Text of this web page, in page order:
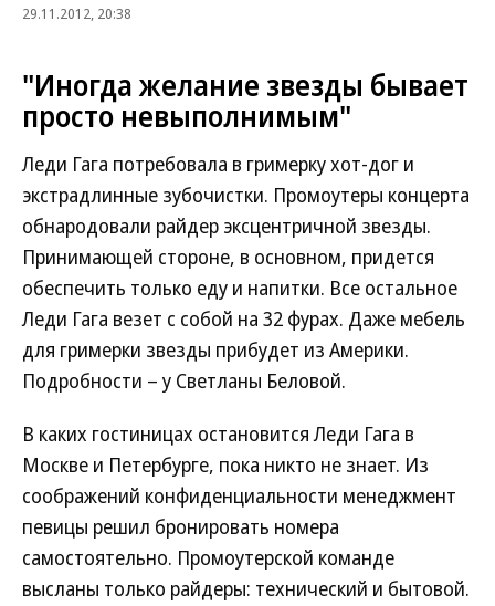
29.11.2012, 20:38
"Иногда желание звезды бывает
просто невыполнимым"
Леди Гага потребовала в гримерку хот-дог и
экстрадлинные зубочистки. Промоутеры концерта
обнародовали райдер эксцентричной звезды.
Принимающей стороне, в основном, придется
обеспечить только еду и напитки. Все остальное
Леди Гага везет с собой на 32 фурах. Даже мебель
для гримерки звезды прибудет из Америки.
Подробности – у Светланы Беловой.
В каких гостиницах остановится Леди Гага в
Москве и Петербурге, пока никто не знает. Из
соображений конфиденциальности менеджмент
певицы решил бронировать номера
самостоятельно. Промоутерской команде
высланы только райдеры: технический и бытовой.